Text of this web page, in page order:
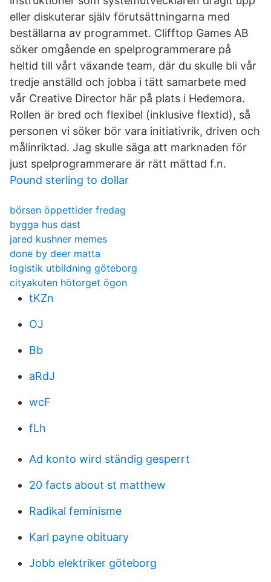
eller diskuterar själv förutsättningarna med
beställarna av programmet. Clifftop Games AB
söker omgående en spelprogrammerare på
heltid till vårt växande team, där du skulle bli vår
tredje anställd och jobba i tätt samarbete med
vår Creative Director här på plats i Hedemora.
Rollen är bred och flexibel (inklusive flextid), så
personen vi söker bör vara initiativrik, driven och
målinriktad. Jag skulle säga att marknaden för
just spelprogrammerare är rätt mättad f.n.
Pound sterling to dollar
börsen öppettider fredag
bygga hus dast
jared kushner memes
done by deer matta
logistik utbildning göteborg
cityakuten hötorget ögon
tKZn
OJ
Bb
aRdJ
wcF
fLh
Ad konto wird ständig gesperrt
20 facts about st matthew
Radikal feminisme
Karl payne obituary
Jobb elektriker göteborg